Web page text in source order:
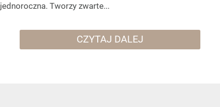
jednoroczna. Tworzy zwarte...
CZYTAJ DALEJ